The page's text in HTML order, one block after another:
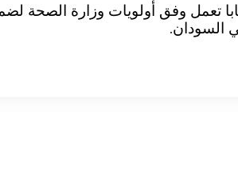
وفق أولويات وزارة الصحة
السودان.